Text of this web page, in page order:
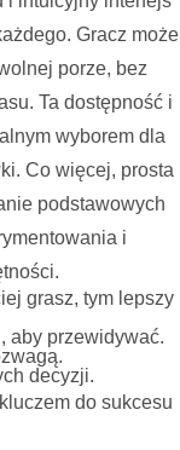
Gracz może
porze, bez
Ta dostępność i
wyborem dla
Co więcej, prosta
podstawowych
i
grasz, tym lepszy
aby przewidywać.
decyzji.
do sukcesu